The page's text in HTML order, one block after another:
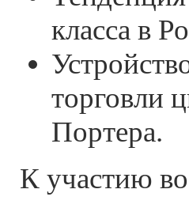
класса в
торговли
Портера.
К участию